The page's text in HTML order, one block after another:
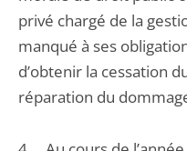
privé chargé de la
manqué à ses
d’obtenir la cessation
réparation du